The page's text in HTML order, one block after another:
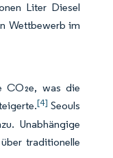
Liter Diesel
Wettbewerb im
CO₂e, was die
[4] Seouls
Unabhängige
traditionelle